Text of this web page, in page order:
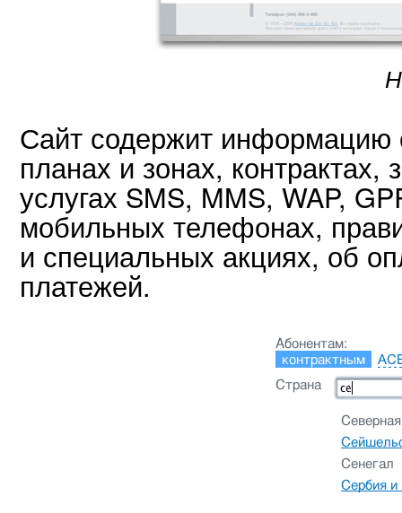
Сайт содержит
планах и зонах, контрактах,
услугах SMS, MMS, WAP,
мобильных телефонах,
и специальных акциях, об
платежей.